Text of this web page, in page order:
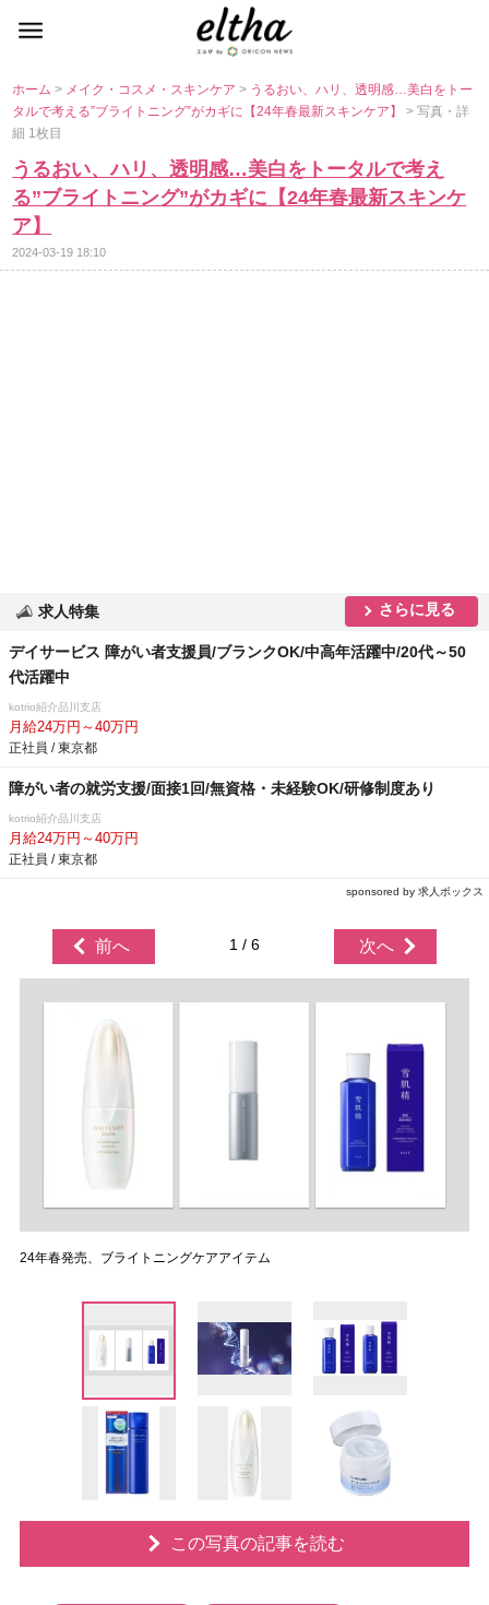
ホーム> メイク・コスメ・スキンケア> うるおい、ハリ、透明感…美白をトー
タルで考える”ブライトニング”がカギに【24年春最新スキンケア】> 写真・詳
細 1枚目
うるおい、ハリ、透明感…美白をトータルで考え
る”ブライトニング”がカギに【24年春最新スキンケ
ア】
2024-03-19 18:10
求人特集 さらに見る
デイサービス 障がい者支援員/ブランクOK/中高年活躍中/20代～50
代活躍中
kotrio紹介品川支店
月給24万円～40万円
正社員 / 東京都
障がい者の就労支援/面接1回/無資格・未経験OK/研修制度あり
kotrio紹介品川支店
月給24万円～40万円
正社員 / 東京都
sponsored by 求人ボックス
前へ 1 / 6 次へ
24年春発売、ブライトニングケアアイテム
この写真の記事を読む